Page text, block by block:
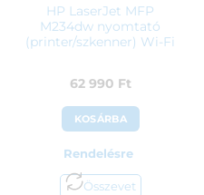
HP LaserJet MFP
M234dw nyomtató
(printer/szkenner) Wi-Fi
62 990 Ft
KOSÁRBA
Rendelésre
Összevet